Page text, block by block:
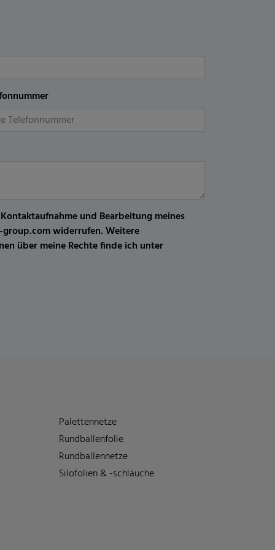
und Bearbeitung meines
widerrufen. Weitere
über meine Rechte finde ich unter
Palettennetze
Rundballenfolie
Rundballennetze
Silofolien & -schläuche